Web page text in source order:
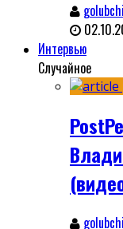
Интервью
Случайное